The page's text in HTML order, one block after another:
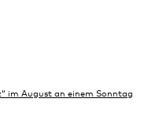
im August an einem Sonntag